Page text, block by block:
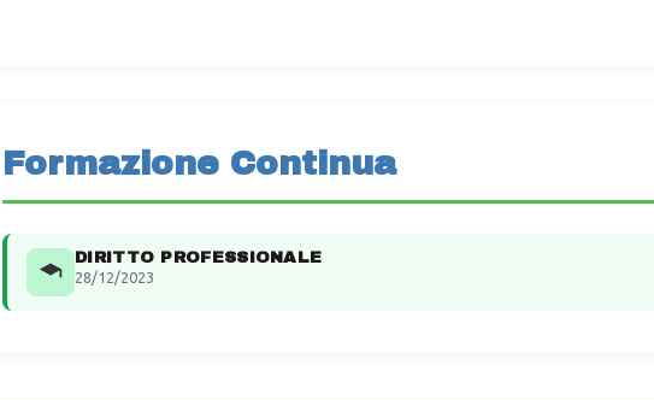
Formazione Continua
DIRITTO PROFESSIONALE
28/12/2023